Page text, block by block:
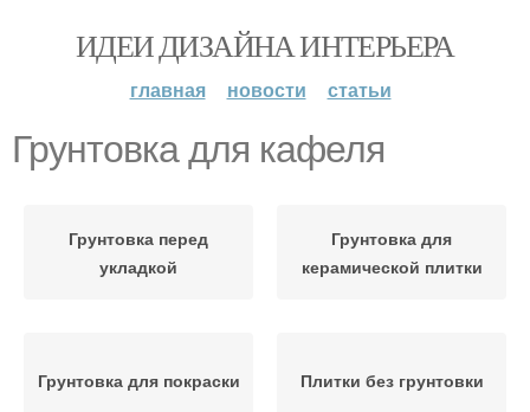
ИДЕИ ДИЗАЙНА ИНТЕРЬЕРА
главная новости статьи
Грунтовка для кафеля
Грунтовка перед
укладкой
Грунтовка для
керамической плитки
Грунтовка для покраски Плитки без грунтовки